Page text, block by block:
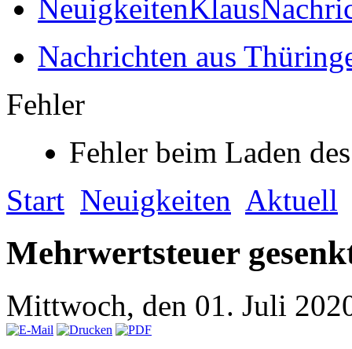
Neuigkeiten
Nachrichten aus
Fehler
Fehler beim Laden
Start Neuigkeiten Aktuell
Mehrwertsteuer
Mittwoch, den 01. Juli